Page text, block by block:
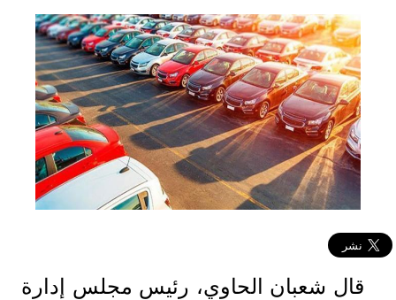
قال شعبان الحاوي، رئيس مجلس إدارة